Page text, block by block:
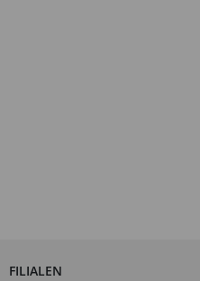
FILIALEN